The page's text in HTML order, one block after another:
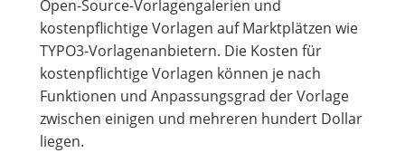
Open-Source-Vorlagengalerien und
kostenpflichtige Vorlagen auf Marktplätzen wie
TYPO3-Vorlagenanbietern. Die Kosten für
kostenpflichtige Vorlagen können je nach
Funktionen und Anpassungsgrad der Vorlage
zwischen einigen und mehreren hundert Dollar
liegen.